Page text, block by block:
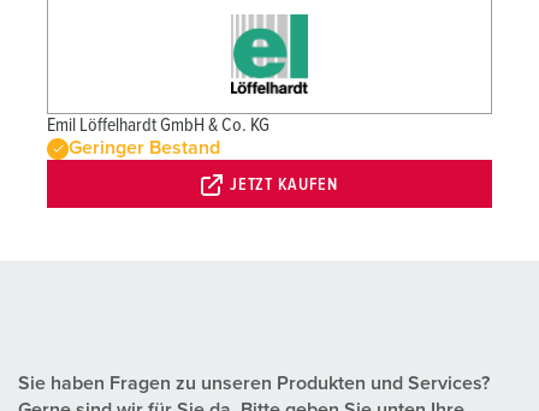
Emil Löffelhardt GmbH & Co. KG
Geringer Bestand
JETZT KAUFEN
Sie haben Fragen zu unseren Produkten und Services?